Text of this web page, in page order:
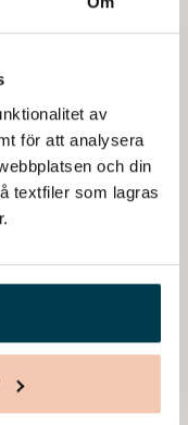
av
för att analysera
och din
textfiler som lagras